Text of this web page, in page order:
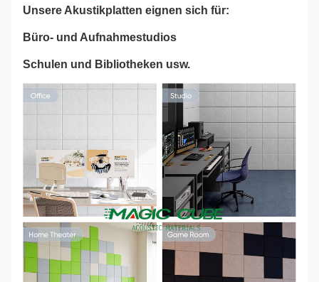
Unsere Akustikplatten eignen sich für:
Büro- und Aufnahmestudios
Schulen und Bibliotheken usw.